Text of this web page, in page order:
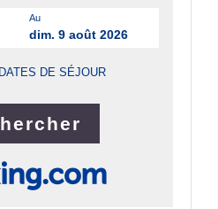
Au
dim. 9 août 2026
DE SÉJOUR